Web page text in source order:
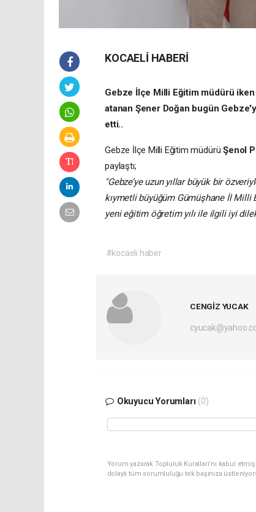
KOCAELİ HABERİ
Gebze İlçe Milli Eğitim müdürü
atanan Şener Doğan bugün
etti..
Gebze İlçe Milli Eğitim müdürüŞenol
paylaştı;
"Gebze’ye uzun yıllar büyük bir
kıymetli büyüğüm Gümüşhane İl Milli
yeni eğitim öğretim yılı ile ilgili iyi
#kocaeli haber
CENGİZ YUCAK
Okuyucu Yorumları (0)
Yorum yazarak Topluluk Kuralları’nı kabul
dolaylı tüm sorumluluğu tek başınıza